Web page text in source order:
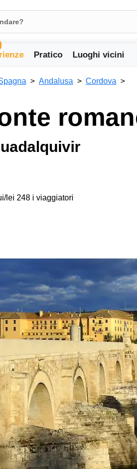
Pratico Luoghi vicini
Andalusa Cordova
lei 248 i viaggiatori